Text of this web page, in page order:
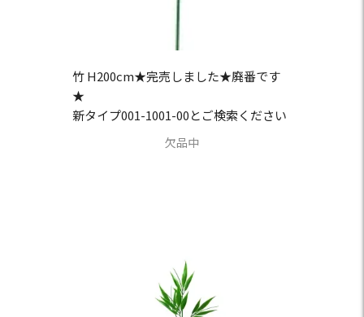
竹 H200cm★完売しました★廃番です
★
新タイプ001-1001-00とご検索ください
欠品中